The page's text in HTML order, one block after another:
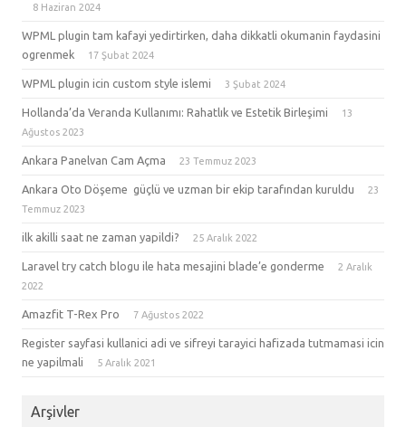
8 Haziran 2024
WPML plugin tam kafayi yedirtirken, daha dikkatli okumanin faydasini
ogrenmek
17 Şubat 2024
WPML plugin icin custom style islemi 3 Şubat 2024
Hollanda’da Veranda Kullanımı: Rahatlık ve Estetik Birleşimi
13
Ağustos 2023
Ankara Panelvan Cam Açma 23 Temmuz 2023
Ankara Oto Döşeme güçlü ve uzman bir ekip tarafından kuruldu
23
Temmuz 2023
ilk akilli saat ne zaman yapildi? 25 Aralık 2022
Laravel try catch blogu ile hata mesajini blade’e gonderme
2 Aralık
2022
Amazfit T-Rex Pro 7 Ağustos 2022
Register sayfasi kullanici adi ve sifreyi tarayici hafizada tutmamasi icin
ne yapilmali
5 Aralık 2021
Arşivler